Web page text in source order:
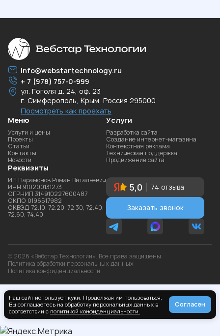
info@webstartechnology.ru
+ 7 (978) 757-0-999
ул. Гоголя д. 24, оф. 23
г. Симферополь, Крым, Россия 295000
Посмотреть как проехать
Меню
Услуги и цены
Проекты
Статьи
Контакты
Новости
Услуги
Разработка сайта
Создание интернет-магазина
Контекстная реклама
Техническая поддержка
Продвижение сайта
Реквизиты
ИП Парамонов Роман Витальевич
ИНН 910200131273
ОГРНИП 314910227600487
ОКПО 0196517982
ОКВЭД 72.10, 72.20, 72.30, 72.40,
72.60, 74.40
5,0 74 отзыва
Заказать звонок
© 2026 «Вебстар Технологии». Все права защищены.
Политика обработки персональных данных
Политика конфиденциальности
Наш сайт использует куки. Продолжая им пользоваться,
Вы соглашаетесь на обработку персональных данных в
соответствии с политикой конфиденциальности.
Согласен